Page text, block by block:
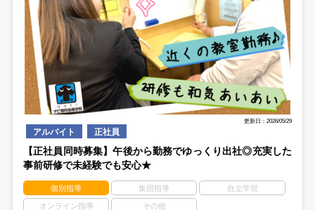
更新日：2026/05/29
アルバイト 正社員
【正社員同時募集】午後から勤務でゆっくり出社◎充実した
事前研修で未経験でも安心★
個別指導 集団指導 自立学習
オンライン指導 その他